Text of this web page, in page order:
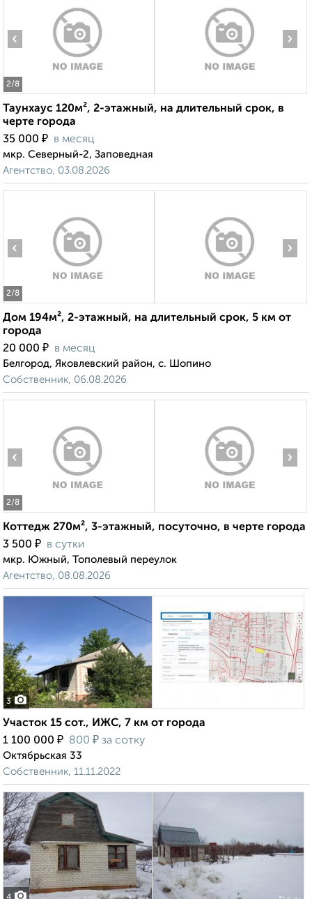
2/8
‹ ›
Таунхаус 120м², 2-этажный, на длительный срок, в
черте города
35 000 ₽ в месяц
мкр. Северный-2, Заповедная
Агентство, 03.08.2026
2/8
‹ ›
Дом 194м², 2-этажный, на длительный срок, 5 км от
города
20 000 ₽ в месяц
Белгород, Яковлевский район, с. Шопино
Собственник, 06.08.2026
2/8
‹ ›
Коттедж 270м², 3-этажный, посуточно, в черте города
3 500 ₽ в сутки
мкр. Южный, Тополевый переулок
Агентство, 08.08.2026
3
Участок 15 сот., ИЖС, 7 км от города
1 100 000 ₽ 800 ₽ за сотку
Октябрьская 33
Собственник, 11.11.2022